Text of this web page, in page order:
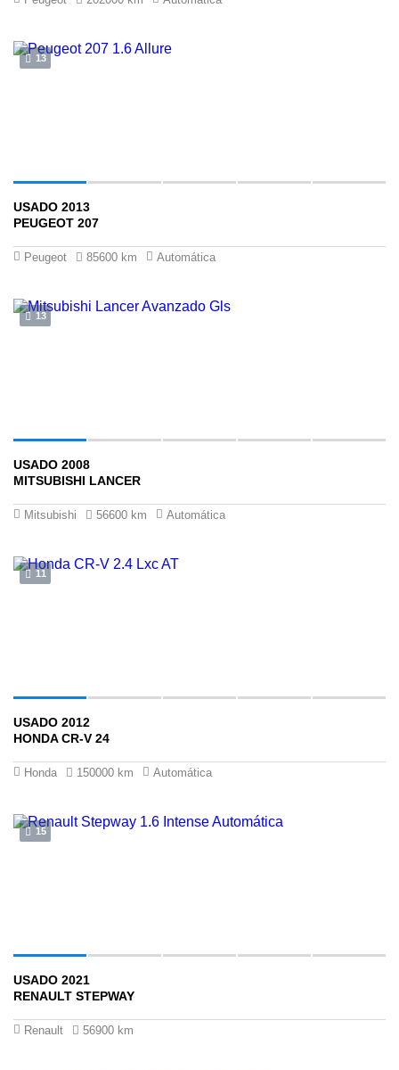
13
USADO 2013
PEUGEOT 207
Peugeot 85600 km Automática
13
USADO 2008
MITSUBISHI LANCER
Mitsubishi 56600 km Automática
11
USADO 2012
HONDA CR-V 24
Honda 150000 km Automática
15
USADO 2021
RENAULT STEPWAY
Renault 56900 km